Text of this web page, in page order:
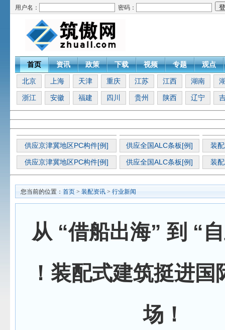
用户名： 密码：
首页 资讯 政策 下载 视频 专题 观点
北京 上海 天津 重庆 江苏 江西 湖南
浙江 安徽 福建 四川 贵州 陕西 辽宁
供应京津冀地区PC构件[例] 供应全国ALC条板[例] 装
供应京津冀地区PC构件[例] 供应全国ALC条板[例] 装
您当前的位置： 首页 > 装配资讯 > 行业新闻
从 “借船出海” 到 “
！装配式建筑挺进国
场！